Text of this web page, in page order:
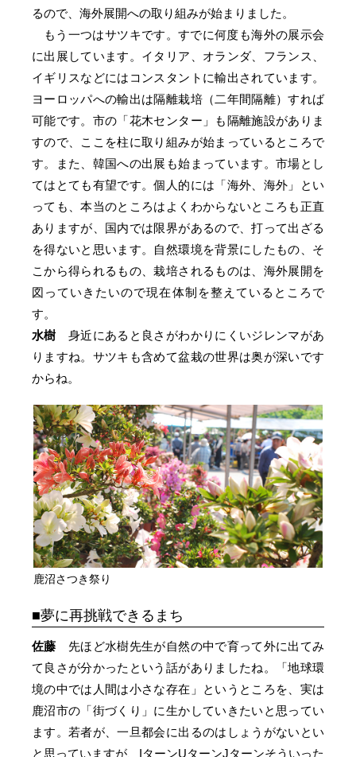
るので、海外展開への取り組みが始まりました。
もう一つはサツキです。すでに何度も海外の展示会
に出展しています。イタリア、オランダ、フランス、
イギリスなどにはコンスタントに輸出されています。
ヨーロッパへの輸出は隔離栽培（二年間隔離）すれば
可能です。市の「花木センター」も隔離施設がありま
すので、ここを柱に取り組みが始まっているところで
す。また、韓国への出展も始まっています。市場とし
てはとても有望です。個人的には「海外、海外」とい
っても、本当のところはよくわからないところも正直
ありますが、国内では限界があるので、打って出ざる
を得ないと思います。自然環境を背景にしたもの、そ
こから得られるもの、栽培されるものは、海外展開を
図っていきたいので現在体制を整えているところで
す。
水樹身近にあると良さがわかりにくいジレンマがあ
りますね。サツキも含めて盆栽の世界は奥が深いです
からね。
鹿沼さつき祭り
夢に再挑戦できるまち
佐藤 先ほど水樹先生が自然の中で育って外に出てみ
て良さが分かったという話がありましたね。「地球環
境の中では人間は小さな存在」というところを、実は
鹿沼市の「街づくり」に生かしていきたいと思ってい
ます。若者が、一旦都会に出るのはしょうがないとい
と思っていますが、IターンUターンJターンそういった